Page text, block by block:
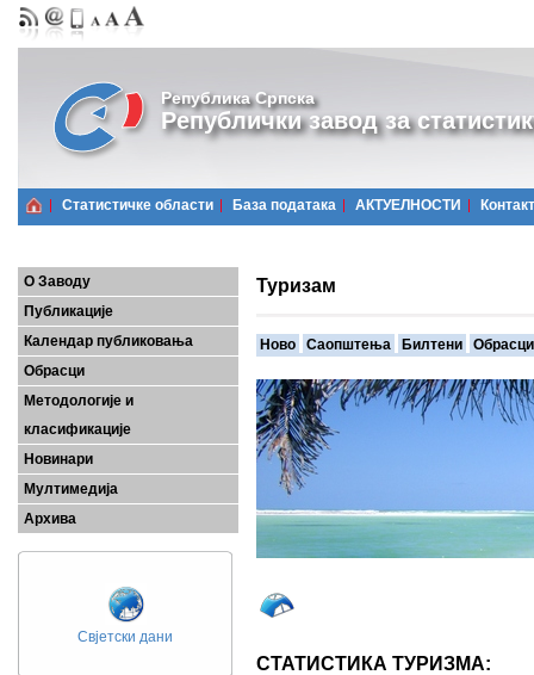
Република Српска
Републички завод за
Статистичке области Базa података АКТУЕЛНОСТИ Контакт
О Заводу
Публикације
Календар публиковања
Обрасци
Методологије и
класификације
Новинари
Мултимедија
Архива
Свјетски дани
Туризам
Ново Саопштења Билтени Обрасци
СТАТИСТИКА ТУРИЗМА: